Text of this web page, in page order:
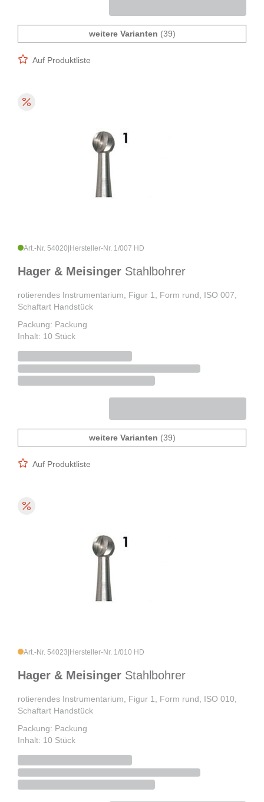
weitere Varianten (39)
Auf Produktliste
Art.-Nr. 54020 Hersteller-Nr. 1/007 HD
Hager & Meisinger Stahlbohrer
rotierendes Instrumentarium, Figur 1, Form rund, ISO 007,
Schaftart Handstück
Packung: Packung
Inhalt: 10 Stück
weitere Varianten (39)
Auf Produktliste
Art.-Nr. 54023 Hersteller-Nr. 1/010 HD
Hager & Meisinger Stahlbohrer
rotierendes Instrumentarium, Figur 1, Form rund, ISO 010,
Schaftart Handstück
Packung: Packung
Inhalt: 10 Stück